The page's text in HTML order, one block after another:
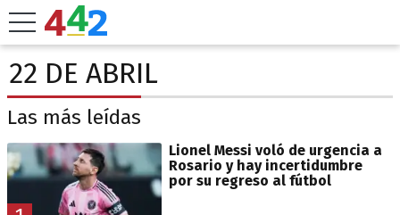
22 DE ABRIL
Las más leídas
Lionel Messi voló de urgencia a
Rosario y hay incertidumbre
por su regreso al fútbol